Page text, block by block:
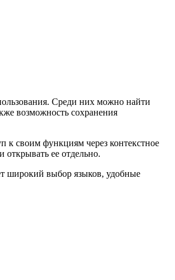
Среди них можно найти
возможность сохранения
к своим функциям через контекстное
ее отдельно.
широкий выбор языков, удобные